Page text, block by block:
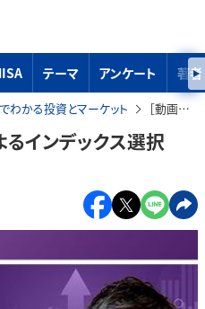
テーマ アンケート 著者
かる投資とマーケット ［動画で解説］リスクによるインデックス選択
るインデックス選択